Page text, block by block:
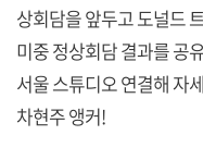
상회담을 앞두고 도널드
미중 정상회담 결과를 공
서울 스튜디오 연결해 자
차현주 앵커!